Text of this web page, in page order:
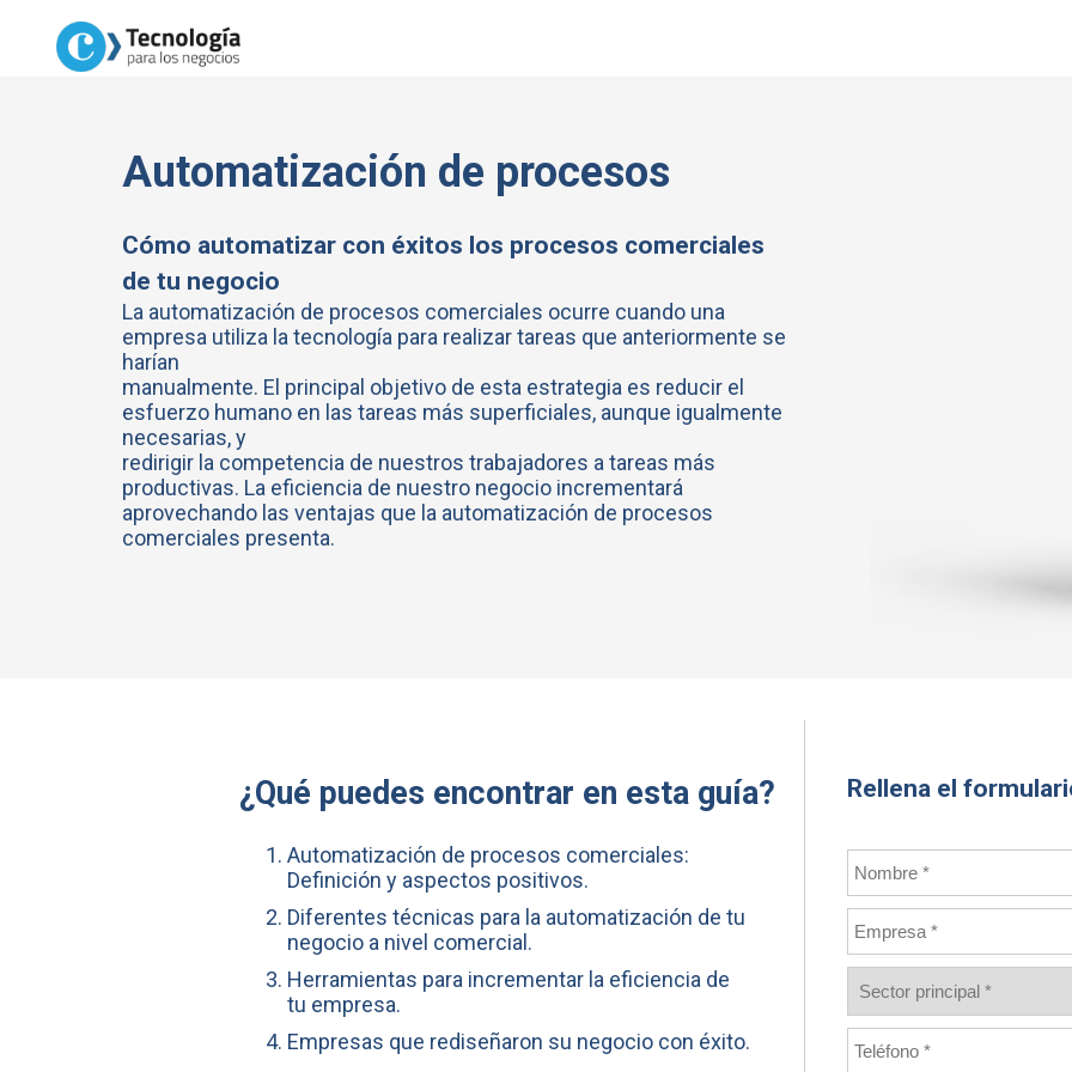
Automatización de procesos
Cómo automatizar con éxitos los procesos comerciales
de tu negocio
La automatización de procesos comerciales ocurre cuando una
empresa utiliza la tecnología para realizar tareas que anteriormente se
harían
manualmente. El principal objetivo de esta estrategia es reducir el
esfuerzo humano en las tareas más superficiales, aunque igualmente
necesarias, y
redirigir la competencia de nuestros trabajadores a tareas más
productivas. La eficiencia de nuestro negocio incrementará
aprovechando las ventajas que la automatización de procesos
comerciales presenta.
¿Qué puedes encontrar en esta guía?
Automatización de procesos comerciales:
Definición y aspectos positivos.
Diferentes técnicas para la automatización de tu
negocio a nivel comercial.
Herramientas para incrementar la eficiencia de
tu empresa.
Empresas que rediseñaron su negocio con éxito.
Rellena el